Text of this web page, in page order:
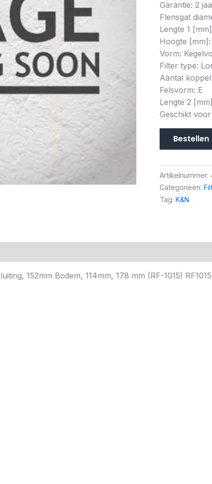
Garantie: 2
Flensgat
Lengte 1
Hoogte [mm]:
Vorm:
Filter type:
Aantal
Felsvorm: E
Lengte 2
Geschikt
Bestellen
Artikelnummer:
Categorieën:
Tag: K&N
152mm Bodem, 114mm, 178 mm (RF-1015) RF1015